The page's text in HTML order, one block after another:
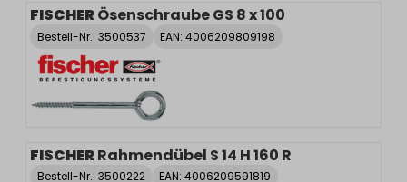
FISCHERÖsenschraube GS 8 x 100
Bestell-Nr.: 3500537 EAN: 4006209809198
FISCHERRahmendübel S 14 H 160 R
Bestell-Nr.: 3500222 EAN: 4006209591819